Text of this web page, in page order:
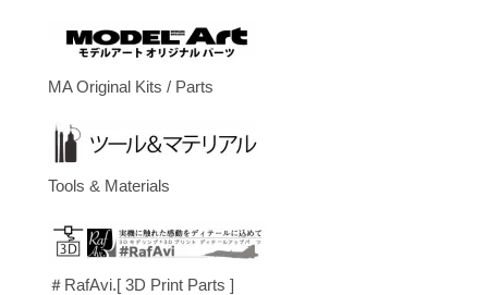
MA Original Kits / Parts
Tools & Materials
＃RafAvi.[ 3D Print Parts ]